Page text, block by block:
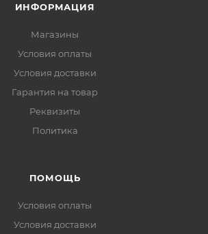
ИНФОРМАЦИЯ
Магазины
Условия оплаты
Условия доставки
Гарантия на товар
Реквизиты
Политика
ПОМОЩЬ
Условия оплаты
Условия доставки